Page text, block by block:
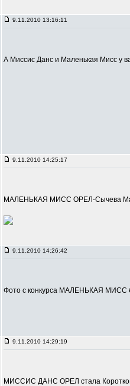
9.11.2010 13:16:11
А Миссис Данс и Маленькая Мисс у
9.11.2010 14:25:17
МАЛЕНЬКАЯ МИСС ОРЕЛ-Сычева
9.11.2010 14:26:42
Фото с конкурса МАЛЕНЬКАЯ МИСС
9.11.2010 14:29:19
МИССИС ДАНС ОРЕЛ стала